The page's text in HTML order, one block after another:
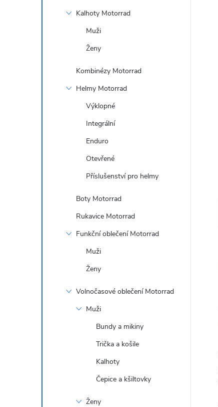
Kalhoty Motorrad
Muži
Ženy
Kombinézy Motorrad
Helmy Motorrad
Výklopné
Integrální
Enduro
Otevřené
Příslušenství pro helmy
Boty Motorrad
Rukavice Motorrad
Funkční oblečení Motorrad
Muži
Ženy
Volnočasové oblečení Motorrad
Muži
Bundy a mikiny
Trička a košile
Kalhoty
Čepice a kšiltovky
Ženy